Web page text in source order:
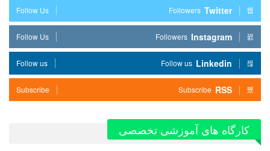
Twitter
Followers
Follow Us
Instagram
Followers
Follow Us
Linkedin
Follow us
Follow us
RSS
Subscribe
Subscribe
کارگاه های آموزشی تخصصی